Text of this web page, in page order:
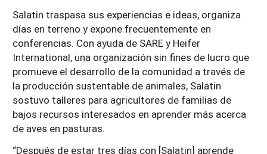
Salatin traspasa sus experiencias e ideas, organiza
días en terreno y expone frecuentemente en
conferencias. Con ayuda de SARE y Heifer
International, una organización sin fines de lucro que
promueve el desarrollo de la comunidad a través de
la producción sustentable de animales, Salatin
sostuvo talleres para agricultores de familias de
bajos recursos interesados en aprender más acerca
de aves en pasturas.
“Después de estar tres días con [Salatin] aprende